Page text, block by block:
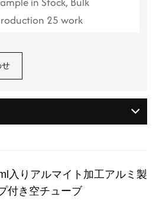
25 work
入りアルマイト加工アルミ製
付き空チューブ